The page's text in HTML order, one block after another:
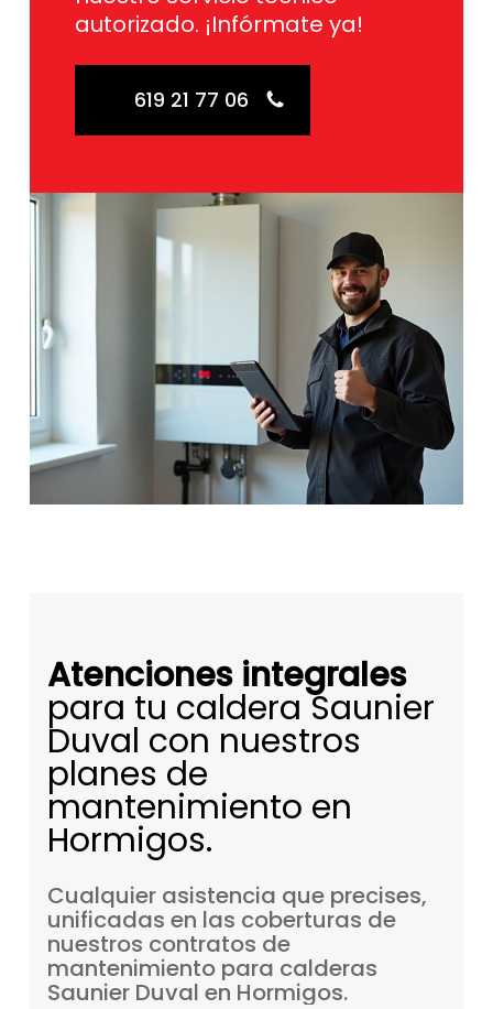
autorizado. ¡Infórmate ya!
619 21 77 06
Atenciones integrales
para tu caldera Saunier
Duval con nuestros
planes de
mantenimiento en
Hormigos.
Cualquier asistencia que precises,
unificadas en las coberturas de
nuestros contratos de
mantenimiento para calderas
Saunier Duval en Hormigos.